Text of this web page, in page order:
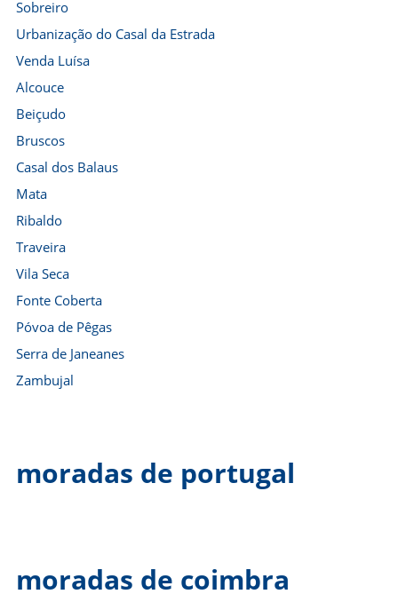
Sobreiro
Urbanização do Casal da Estrada
Venda Luísa
Alcouce
Beiçudo
Bruscos
Casal dos Balaus
Mata
Ribaldo
Traveira
Vila Seca
Fonte Coberta
Póvoa de Pêgas
Serra de Janeanes
Zambujal
moradas de portugal
moradas de coimbra